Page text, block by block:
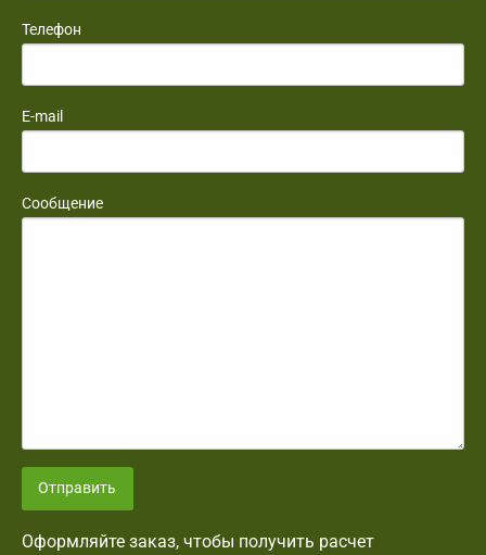
Телефон
E-mail
Сообщение
Отправить
Оформляйте заказ, чтобы получить расчет